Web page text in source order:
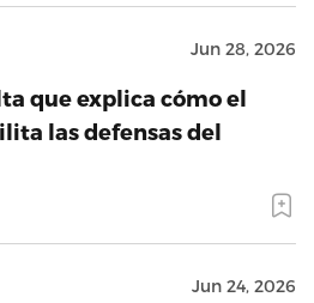
Jun 28, 2026
que explica cómo el
las defensas del
Jun 24, 2026